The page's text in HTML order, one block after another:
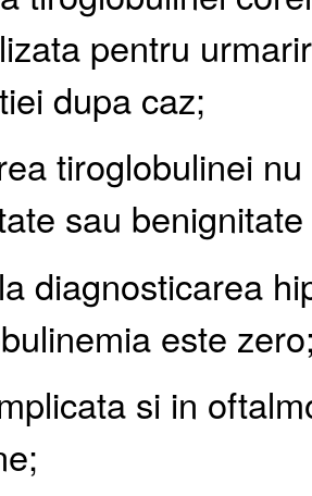
pentru
dupa caz;
tiroglobulinei
sau
diagnosticarea
este
si in